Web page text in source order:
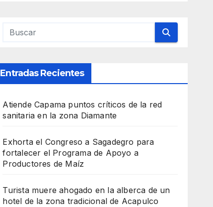
Entradas Recientes
Atiende Capama puntos críticos de la red
sanitaria en la zona Diamante
Exhorta el Congreso a Sagadegro para
fortalecer el Programa de Apoyo a
Productores de Maíz
Turista muere ahogado en la alberca de un
hotel de la zona tradicional de Acapulco